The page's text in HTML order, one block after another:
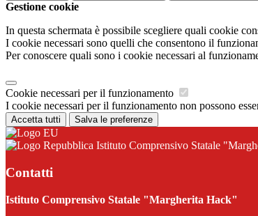
Gestione cookie
In questa schermata è possibile scegliere quali cookie
I cookie necessari sono quelli che consentono il
Per conoscere quali sono i cookie necessari al
Cookie necessari per il funzionamento
I cookie necessari per il funzionamento non possono
Accetta tutti Salva le preferenze
Istituto Comprensivo Statale
Contatti
Istituto Comprensivo Statale "Margherita Hack"